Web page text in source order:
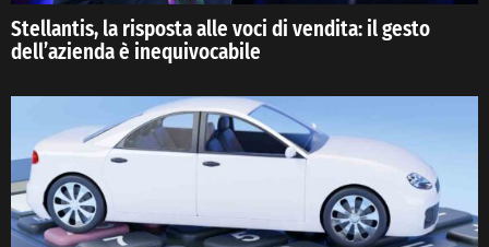
Stellantis, la risposta alle voci di vendita: il gesto
dell’azienda è inequivocabile